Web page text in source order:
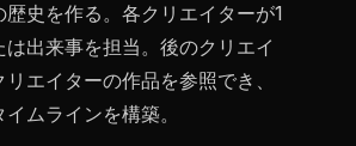
史を作る。各クリエイターが1
出来事を担当。後のクリエイ
エイターの作品を参照でき、
ムラインを構築。